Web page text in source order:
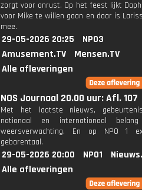
zorgt voor onrust. Op het feest lijkt
voor Mike te willen gaan en daar is
mee.
29-05-2026 20:25
NPO3
Amusement.TV
Mensen.TV
Alle afleveringen
NOS Journaal 20.00 uur: Afl. 107
Met het laatste nieuws,
nationaal en internationaal
weersverwachting. En op NPO 1
gebarentaal.
29-05-2026 20:00 NPO1
Alle afleveringen